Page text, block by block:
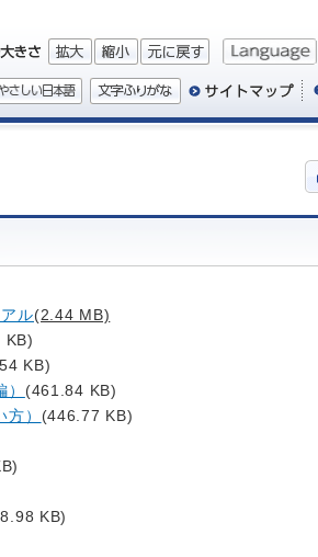
ル(2.44 MB)
KB)
KB)
(461.84 KB)
） (446.77 KB)
KB)